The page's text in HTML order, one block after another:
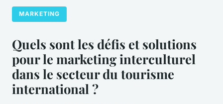
MARKETING
Quels sont les défis et solutions
pour le marketing interculturel
dans le secteur du tourisme
international ?